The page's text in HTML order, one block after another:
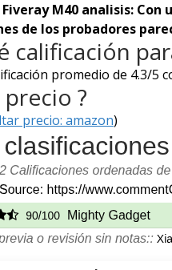
M40 analisis: Con
de los probadores
calificación
promedio de 4.3/5
?
precio: amazon)